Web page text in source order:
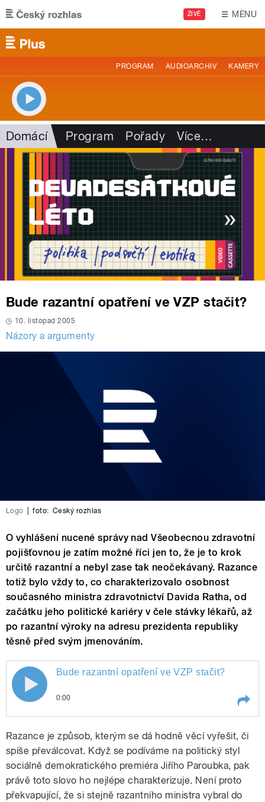
Přejít k hlavnímu obsahu
ŽIVĚ MENU
PROGRAM AUDIOARCHIV KAMERY
Domácí Program Pořady Více…
Bude razantní opatření ve VZP stačit?
10. listopad 2005
Názory a argumenty
Logo foto: Český rozhlas
O vyhlášení nucené správy nad Všeobecnou zdravotní
pojišťovnou je zatím možné říci jen to, že je to krok
určitě razantní a nebyl zase tak neočekávaný. Razance
totiž bylo vždy to, co charakterizovalo osobnost
současného ministra zdravotnictví Davida Ratha, od
začátku jeho politické kariéry v čele stávky lékařů, až
po razantní výroky na adresu prezidenta republiky
těsně před svým jmenováním.
Bude razantní opatření ve VZP stačit?
0:00
Razance je způsob, kterým se dá hodně věcí vyřešit, či
spíše převálcovat. Když se podíváme na politický styl
sociálně demokratického premiéra Jiřího Paroubka, pak
právě toto slovo ho nejlépe charakterizuje. Není proto
překvapující, že si stejně razantního ministra vybral do